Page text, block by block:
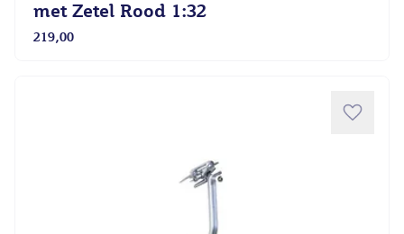
met Zetel Rood 1:32
219,00